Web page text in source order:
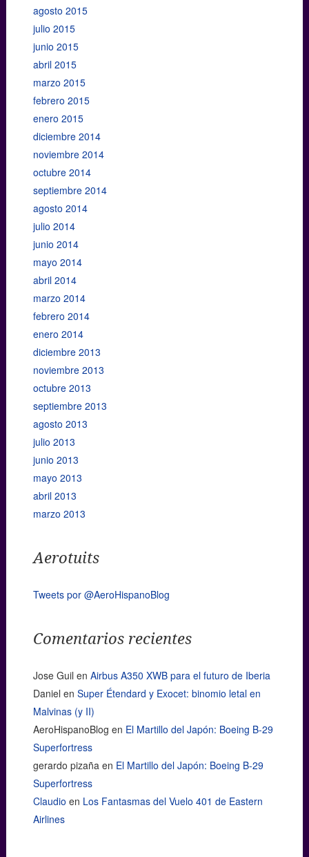
agosto 2015
julio 2015
junio 2015
abril 2015
marzo 2015
febrero 2015
enero 2015
diciembre 2014
noviembre 2014
octubre 2014
septiembre 2014
agosto 2014
julio 2014
junio 2014
mayo 2014
abril 2014
marzo 2014
febrero 2014
enero 2014
diciembre 2013
noviembre 2013
octubre 2013
septiembre 2013
agosto 2013
julio 2013
junio 2013
mayo 2013
abril 2013
marzo 2013
Aerotuits
Tweets por @AeroHispanoBlog
Comentarios recientes
Jose Guil en Airbus A350 XWB para el futuro de Iberia
Daniel en Super Étendard y Exocet: binomio letal en
Malvinas (y II)
AeroHispanoBlog en El Martillo del Japón: Boeing B-29
Superfortress
gerardo pizaña en El Martillo del Japón: Boeing B-29
Superfortress
Claudio en Los Fantasmas del Vuelo 401 de Eastern
Airlines